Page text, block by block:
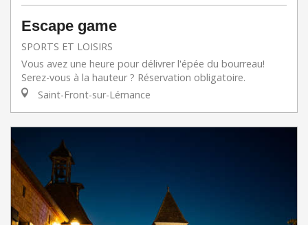
Escape game
SPORTS ET LOISIRS
Vous avez une heure pour délivrer l'épée du bourreau!
Serez-vous à la hauteur ? Réservation obligatoire.
Saint-Front-sur-Lémance